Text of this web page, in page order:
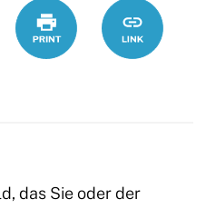
Print https://
Link
das Sie oder der